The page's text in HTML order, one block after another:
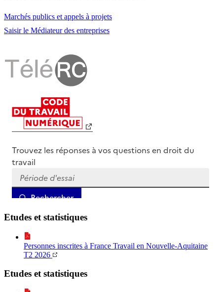
Marchés publics et appels à projets
Saisir le Médiateur des entreprises
Etudes et statistiques
Personnes inscrites à France Travail en Nouvelle-Aquitaine
T2 2026
Etudes et statistiques